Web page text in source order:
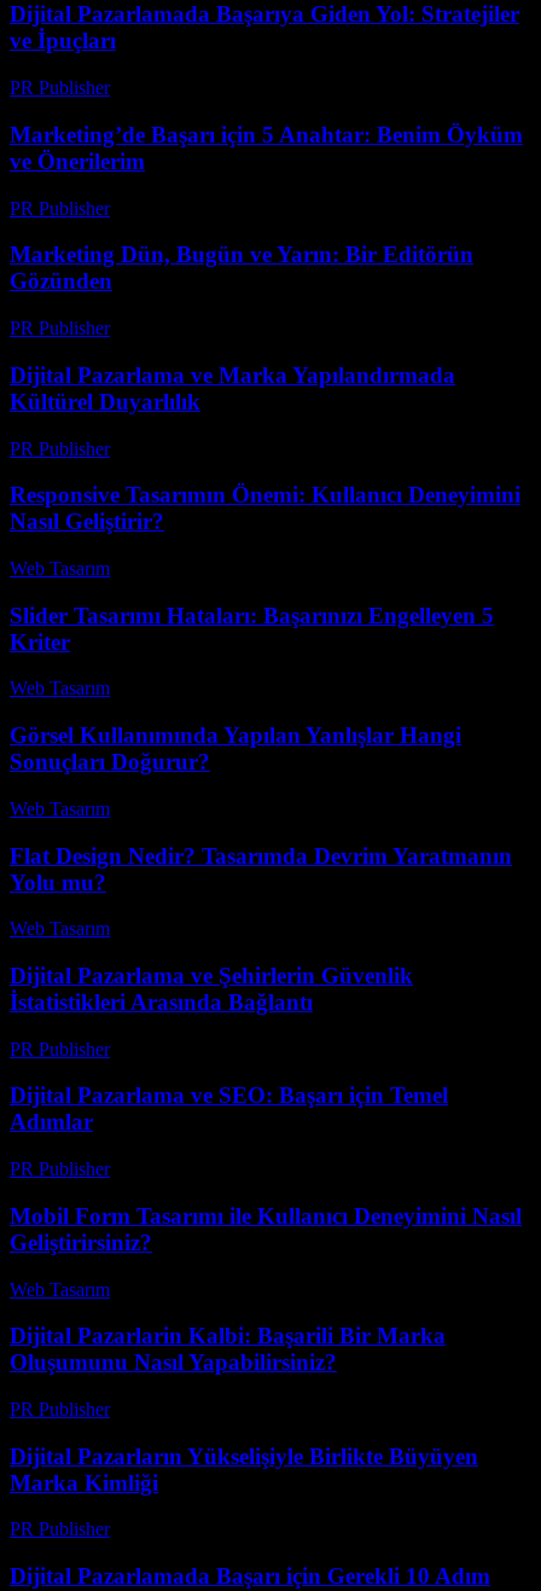
Dijital Pazarlamada Başarıya Giden Yol: Stratejiler
ve İpuçları
PR Publisher-
Marketing’de Başarı için 5 Anahtar: Benim Öyküm
ve Önerilerim
PR Publisher-
Marketing Dün, Bugün ve Yarın: Bir Editörün
Gözünden
PR Publisher-
Dijital Pazarlama ve Marka Yapılandırmada
Kültürel Duyarlılık
PR Publisher-
Responsive Tasarımın Önemi: Kullanıcı Deneyimini
Nasıl Geliştirir?
Web Tasarım
Slider Tasarımı Hataları: Başarınızı Engelleyen 5
Kriter
Web Tasarım
Görsel Kullanımında Yapılan Yanlışlar Hangi
Sonuçları Doğurur?
Web Tasarım
Flat Design Nedir? Tasarımda Devrim Yaratmanın
Yolu mu?
Web Tasarım
Dijital Pazarlama ve Şehirlerin Güvenlik
İstatistikleri Arasında Bağlantı
PR Publisher-
Dijital Pazarlama ve SEO: Başarı için Temel
Adımlar
PR Publisher-
Mobil Form Tasarımı ile Kullanıcı Deneyimini Nasıl
Geliştirirsiniz?
Web Tasarım
Dijital Pazarlarin Kalbi: Başarili Bir Marka
Oluşumunu Nasıl Yapabilirsiniz?
PR Publisher-
Dijital Pazarların Yükselişiyle Birlikte Büyüyen
Marka Kimliği
PR Publisher-
Dijital Pazarlamada Başarı için Gerekli 10 Adım